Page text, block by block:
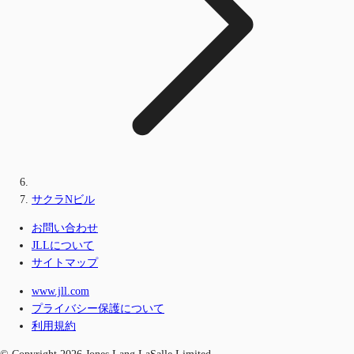
サクラNビル
お問い合わせ
JLLについて
サイトマップ
www.jll.com
プライバシー保護について
利用規約